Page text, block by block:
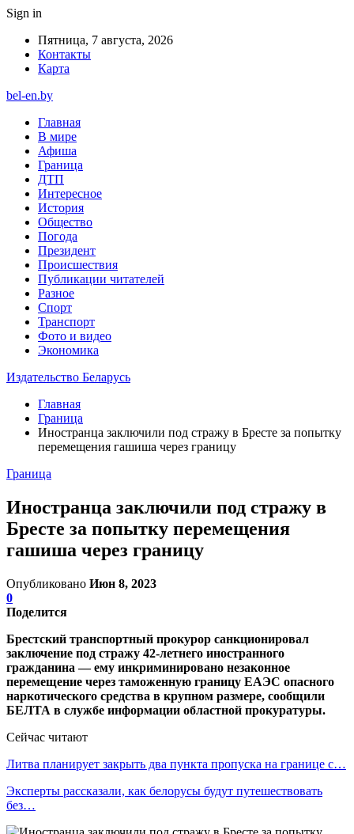
Sign in
Пятница, 7 августа, 2026
Контакты
Карта
bel-en.by
Главная
В мире
Афиша
Граница
ДТП
Интересное
История
Общество
Погода
Президент
Происшествия
Публикации читателей
Разное
Спорт
Транспорт
Фото и видео
Экономика
Издательство Беларусь
Главная
Граница
Иностранца заключили под стражу в Бресте за попытку
перемещения гашиша через границу
Граница
Иностранца заключили под стражу в
Бресте за попытку перемещения
гашиша через границу
Опубликовано Июн 8, 2023
0
Поделится
Брестский транспортный прокурор санкционировал
заключение под стражу 42-летнего иностранного
гражданина — ему инкриминировано незаконное
перемещение через таможенную границу ЕАЭС опасного
наркотического средства в крупном размере, сообщили
БЕЛТА в службе информации областной прокуратуры.
Сейчас читают
Литва планирует закрыть два пункта пропуска на границе с…
Эксперты рассказали, как белорусы будут путешествовать
без…